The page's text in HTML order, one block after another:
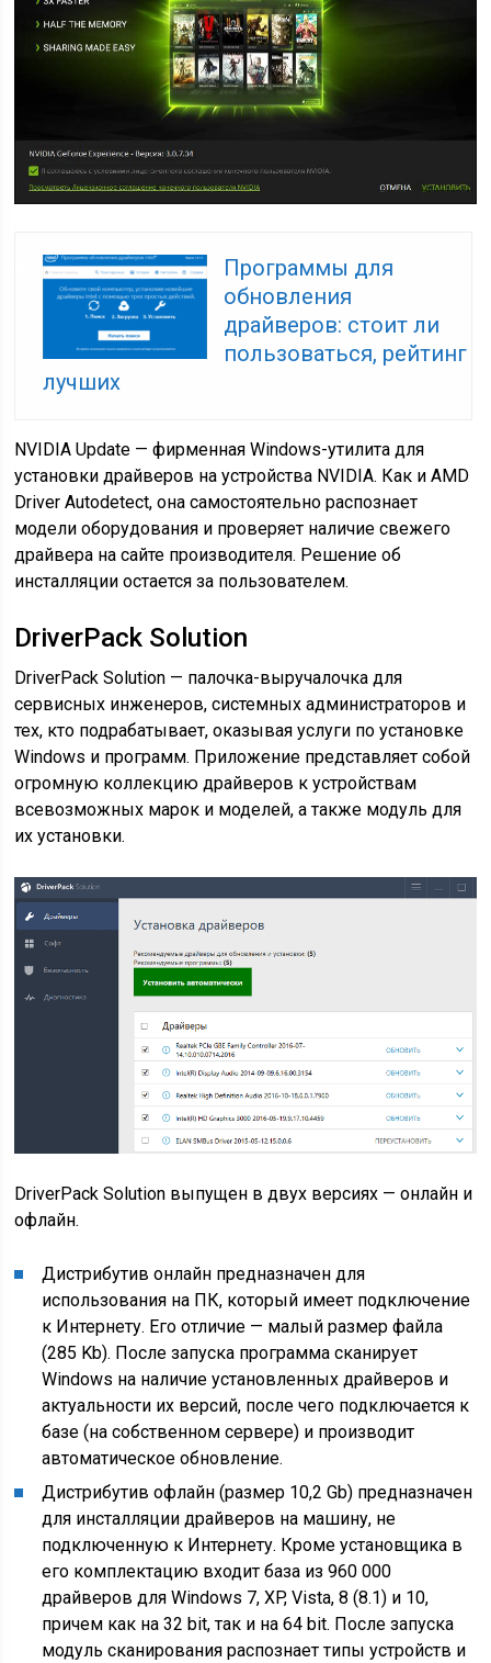
Программы для
обновления
драйверов: стоит ли
пользоваться, рейтинг
лучших
NVIDIA Update — фирменная Windows-утилита для
установки драйверов на устройства NVIDIA. Как и AMD
Driver Autodetect, она самостоятельно распознает
модели оборудования и проверяет наличие свежего
драйвера на сайте производителя. Решение об
инсталляции остается за пользователем.
DriverPack Solution
DriverPack Solution — палочка-выручалочка для
сервисных инженеров, системных администраторов и
тех, кто подрабатывает, оказывая услуги по установке
Windows и программ. Приложение представляет собой
огромную коллекцию драйверов к устройствам
всевозможных марок и моделей, а также модуль для
их установки.
DriverPack Solution выпущен в двух версиях — онлайн и
офлайн.
Дистрибутив онлайн предназначен для
использования на ПК, который имеет подключение
к Интернету. Его отличие — малый размер файла
(285 Kb). После запуска программа сканирует
Windows на наличие установленных драйверов и
актуальности их версий, после чего подключается к
базе (на собственном сервере) и производит
автоматическое обновление.
Дистрибутив офлайн (размер 10,2 Gb) предназначен
для инсталляции драйверов на машину, не
подключенную к Интернету. Кроме установщика в
его комплектацию входит база из 960 000
драйверов для Windows 7, XP, Vista, 8 (8.1) и 10,
причем как на 32 bit, так и на 64 bit. После запуска
модуль сканирования распознает типы устройств и